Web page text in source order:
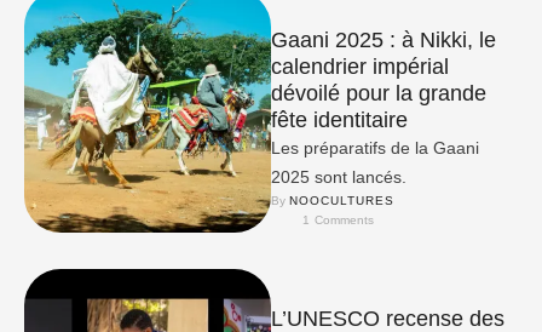
Gaani 2025 : à Nikki, le
calendrier impérial
dévoilé pour la grande
fête identitaire
Les préparatifs de la Gaani
2025 sont lancés.
By NOOCULTURES
1 Comments
L’UNESCO recense des